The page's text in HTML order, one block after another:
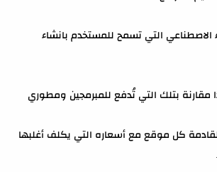
الاصطناعي التي تسمح للمستخدم بانشاء
مقارنة بتلك التي تُدفع للمبرمجين ومطوري
كل موقع مع أسعاره التي يكلف أغلبها